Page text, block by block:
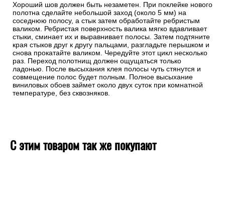
Хороший шов должен быть незаметен. При поклейке нового
полотна сделайте небольшой заход (около 5 мм) на
соседнюю полосу, а стык затем обработайте ребристым
валиком. Ребристая поверхность валика мягко вдавливает
стыки, сминает их и выравнивает полосы. Затем подтяните
края стыков друг к другу пальцами, разгладьте перышком и
снова прокатайте валиком. Чередуйте этот цикл несколько
раз. Переход полотнищ должен ощущаться только
ладонью. После высыхания клея полосы чуть стянутся и
совмещение полос будет полным. Полное высыхание
виниловых обоев займет около двух суток при комнатной
температуре, без сквозняков.
С этим товаром так же покупают